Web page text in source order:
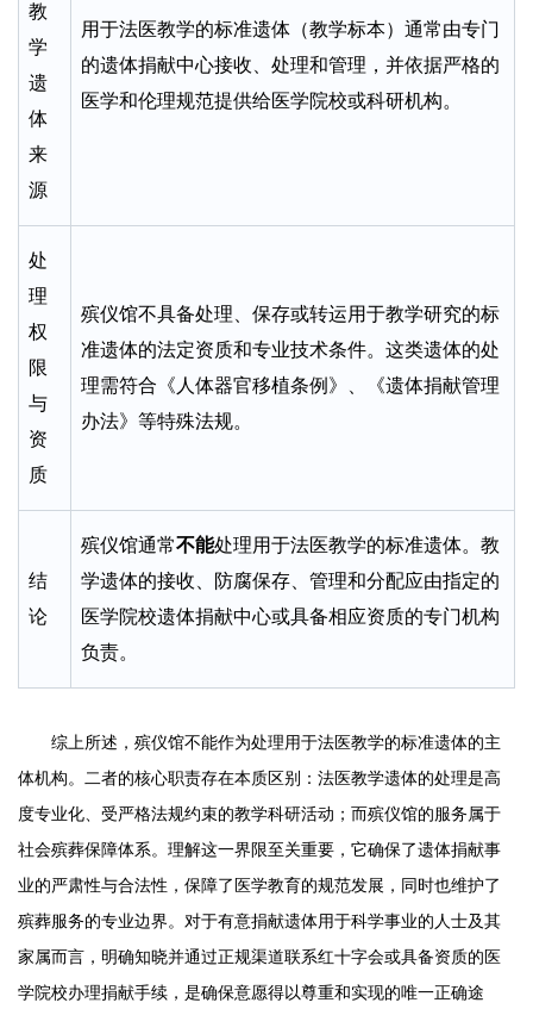
教
学
遗
体
来
源
用于法医教学的标准遗体（教学标本）通常由专门
的遗体捐献中心接收、处理和管理，并依据严格的
医学和伦理规范提供给医学院校或科研机构。
处
理
权
限
与
资
质
殡仪馆不具备处理、保存或转运用于教学研究的标
准遗体的法定资质和专业技术条件。这类遗体的处
理需符合《人体器官移植条例》、《遗体捐献管理
办法》等特殊法规。
结
论
殡仪馆通常不能处理用于法医教学的标准遗体。教
学遗体的接收、防腐保存、管理和分配应由指定的
医学院校遗体捐献中心或具备相应资质的专门机构
负责。
综上所述，殡仪馆不能作为处理用于法医教学的标准遗体的主
体机构。二者的核心职责存在本质区别：法医教学遗体的处理是高
度专业化、受严格法规约束的教学科研活动；而殡仪馆的服务属于
社会殡葬保障体系。理解这一界限至关重要，它确保了遗体捐献事
业的严肃性与合法性，保障了医学教育的规范发展，同时也维护了
殡葬服务的专业边界。对于有意捐献遗体用于科学事业的人士及其
家属而言，明确知晓并通过正规渠道联系红十字会或具备资质的医
学院校办理捐献手续，是确保意愿得以尊重和实现的唯一正确途